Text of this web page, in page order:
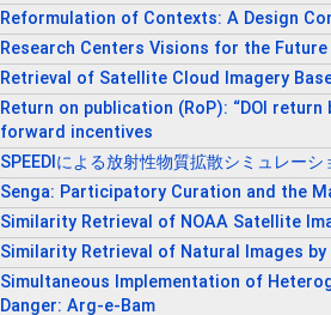
Reformulation of Contexts: A Design
Research Centers Visions for the Future
Retrieval of Satellite Cloud Imagery
Return on publication (RoP): “DOI
forward incentives
SPEEDIによる放射性物質拡散シミュレー
Senga: Participatory Curation and the
Similarity Retrieval of NOAA Satellite
Similarity Retrieval of Natural Images
Simultaneous Implementation of
Danger: Arg-e-Bam